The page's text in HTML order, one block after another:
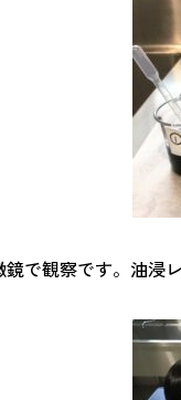
で観察です。油浸